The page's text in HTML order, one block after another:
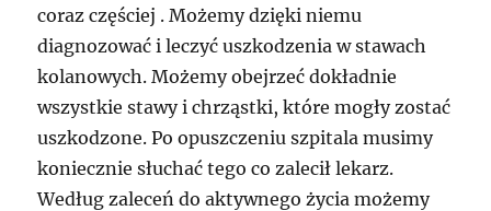
coraz częściej . Możemy dzięki niemu
diagnozować i leczyć uszkodzenia w stawach
kolanowych. Możemy obejrzeć dokładnie
wszystkie stawy i chrząstki, które mogły zostać
uszkodzone. Po opuszczeniu szpitala musimy
koniecznie słuchać tego co zalecił lekarz.
Według zaleceń do aktywnego życia możemy